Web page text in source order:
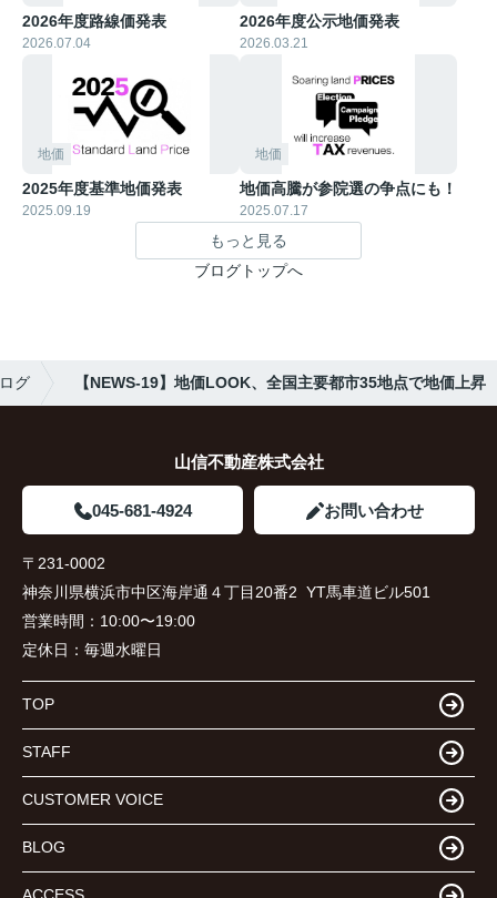
2026年度路線価発表
2026.07.04
2026年度公示地価発表
2026.03.21
地価
2025年度基準地価発表
2025.09.19
地価
地価高騰が参院選の争点にも！
2025.07.17
もっと見る
ブログトップへ
グ 【NEWS-19】地価LOOK、全国主要都市35地点で地価上昇
山信不動産株式会社
045-681-4924 お問い合わせ
〒231-0002
神奈川県横浜市中区海岸通４丁目20番2 YT馬車道ビル501
営業時間： 10:00〜19:00
定休日： 毎週水曜日
TOP
STAFF
CUSTOMER VOICE
BLOG